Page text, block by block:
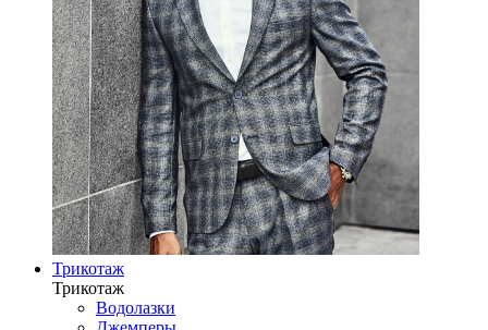
Трикотаж
Трикотаж
Водолазки